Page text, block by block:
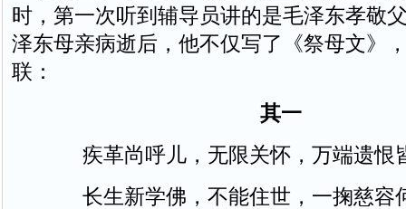
时，第一次听到辅导员讲的是毛泽东孝敬
泽东母亲病逝后，他不仅写了《祭母文》
联：
其一
疾革尚呼儿，无限关怀，万端遗恨
长生新学佛，不能住世，一掬慈容